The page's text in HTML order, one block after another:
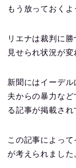
もう放っておくよ
リエナは裁判に
見せられ状況が変
新聞にはイーデル
夫からの暴力など
る記事が掲載され
この記事によっ
が考えられました